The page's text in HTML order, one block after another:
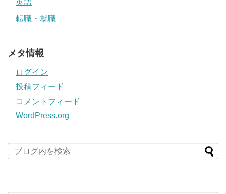
転職・就職
メタ情報
ログイン
投稿フィード
コメントフィード
WordPress.org